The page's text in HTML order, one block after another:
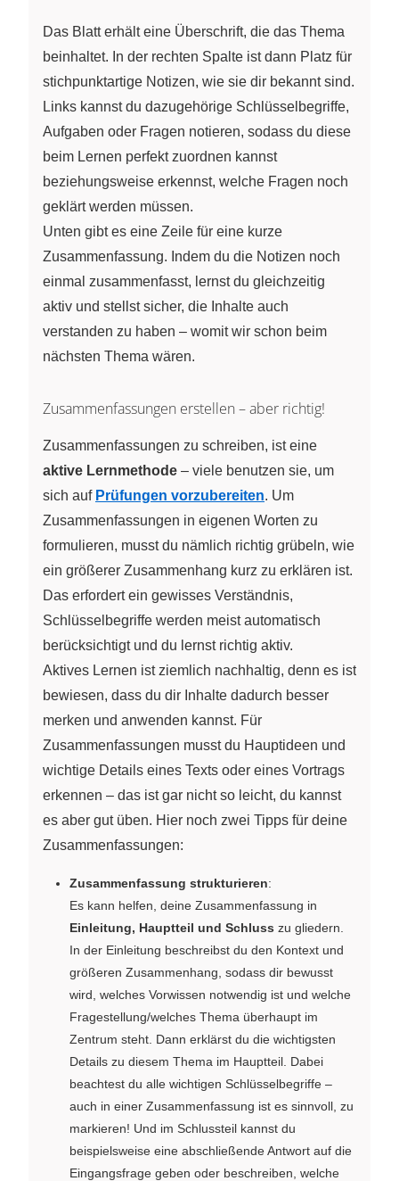
Das Blatt erhält eine Überschrift, die das Thema
beinhaltet. In der rechten Spalte ist dann Platz für
stichpunktartige Notizen, wie sie dir bekannt sind.
Links kannst du dazugehörige Schlüsselbegriffe,
Aufgaben oder Fragen notieren, sodass du diese
beim Lernen perfekt zuordnen kannst
beziehungsweise erkennst, welche Fragen noch
geklärt werden müssen.
Unten gibt es eine Zeile für eine kurze
Zusammenfassung. Indem du die Notizen noch
einmal zusammenfasst, lernst du gleichzeitig
aktiv und stellst sicher, die Inhalte auch
verstanden zu haben – womit wir schon beim
nächsten Thema wären.
Zusammenfassungen erstellen – aber richtig!
Zusammenfassungen zu schreiben, ist eine
aktive Lernmethode – viele benutzen sie, um
sich auf Prüfungen vorzubereiten. Um
Zusammenfassungen in eigenen Worten zu
formulieren, musst du nämlich richtig grübeln, wie
ein größerer Zusammenhang kurz zu erklären ist.
Das erfordert ein gewisses Verständnis,
Schlüsselbegriffe werden meist automatisch
berücksichtigt und du lernst richtig aktiv.
Aktives Lernen ist ziemlich nachhaltig, denn es ist
bewiesen, dass du dir Inhalte dadurch besser
merken und anwenden kannst. Für
Zusammenfassungen musst du Hauptideen und
wichtige Details eines Texts oder eines Vortrags
erkennen – das ist gar nicht so leicht, du kannst
es aber gut üben. Hier noch zwei Tipps für deine
Zusammenfassungen:
Zusammenfassung strukturieren:
Es kann helfen, deine Zusammenfassung in
Einleitung, Hauptteil und Schluss zu gliedern.
In der Einleitung beschreibst du den Kontext und
größeren Zusammenhang, sodass dir bewusst
wird, welches Vorwissen notwendig ist und welche
Fragestellung/welches Thema überhaupt im
Zentrum steht. Dann erklärst du die wichtigsten
Details zu diesem Thema im Hauptteil. Dabei
beachtest du alle wichtigen Schlüsselbegriffe –
auch in einer Zusammenfassung ist es sinnvoll, zu
markieren! Und im Schlussteil kannst du
beispielsweise eine abschließende Antwort auf die
Eingangsfrage geben oder beschreiben, welche